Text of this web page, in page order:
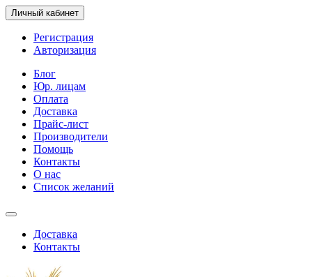
Личный кабинет
Регистрация
Авторизация
Блог
Юр. лицам
Оплата
Доставка
Прайс-лист
Производители
Помощь
Контакты
О нас
Список желаний
Доставка
Контакты